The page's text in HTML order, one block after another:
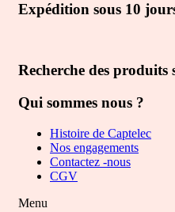
Expédition sous 10
Recherche des produits
Qui sommes nous ?
Histoire de Captelec
Nos engagements
Contactez -nous
CGV
Menu